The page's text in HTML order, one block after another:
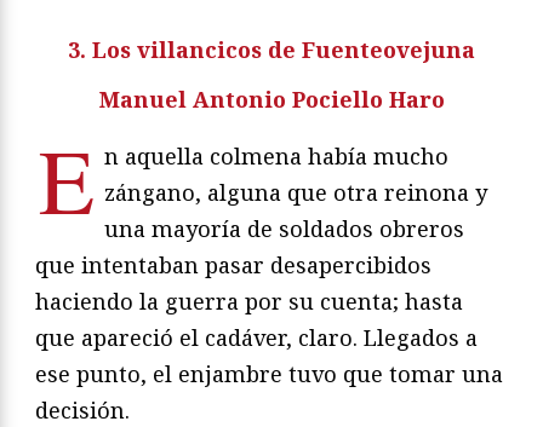
3. Los villancicos de Fuenteovejuna
Manuel Antonio Pociello Haro
E n aquella colmena había mucho
zángano, alguna que otra reinona y
una mayoría de soldados obreros
que intentaban pasar desapercibidos
haciendo la guerra por su cuenta; hasta
que apareció el cadáver, claro. Llegados a
ese punto, el enjambre tuvo que tomar una
decisión.